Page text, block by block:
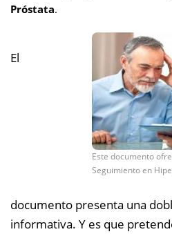
Próstata.
Este documento
Seguimiento en
El
documento presenta una
informativa. Y es que